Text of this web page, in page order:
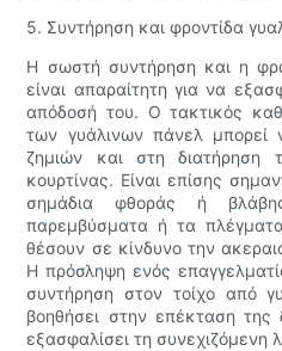
5. Συντήρηση και φροντίδα
Η σωστή συντήρηση και η
είναι απαραίτητη για να
απόδοσή του. Ο τακτικός
των γυάλινων πάνελ μπορεί
ζημιών και στη διατήρηση
κουρτίνας. Είναι επίσης
σημάδια φθοράς ή
παρεμβύσματα ή τα
θέσουν σε κίνδυνο την
Η πρόσληψη ενός
συντήρηση στον τοίχο από
βοηθήσει στην επέκταση της
εξασφαλίσει τη συνεχιζόμενη